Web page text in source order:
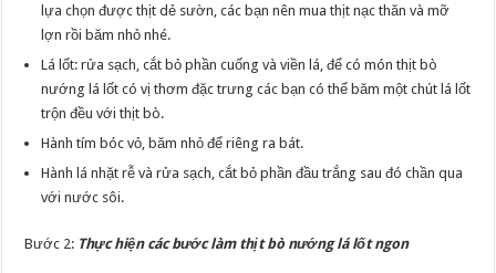
lựa chọn được thịt dẻ sườn, các bạn nên mua thịt nạc thăn và mỡ
lợn rồi băm nhỏ nhé.
Lá lốt: rửa sạch, cắt bỏ phần cuống và viền lá, để có món thịt bò
nướng lá lốt có vị thơm đặc trưng các bạn có thể băm một chút lá lốt
trộn đều với thịt bò.
Hành tím bóc vỏ, băm nhỏ để riêng ra bát.
Hành lá nhặt rễ và rửa sạch, cắt bỏ phần đầu trắng sau đó chần qua
với nước sôi.
Bước 2: Thực hiện các bước làm thịt bò nướng lá lốt ngon